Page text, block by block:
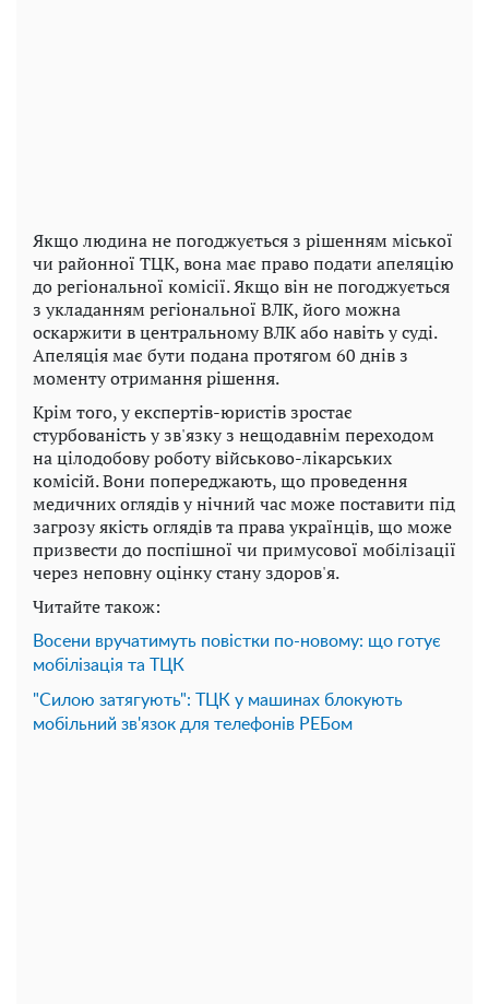
Якщо людина не погоджується з рішенням міської
чи районної ТЦК, вона має право подати апеляцію
до регіональної комісії. Якщо він не погоджується
з укладанням регіональної ВЛК, його можна
оскаржити в центральному ВЛК або навіть у суді.
Апеляція має бути подана протягом 60 днів з
моменту отримання рішення.
Крім того, у експертів-юристів зростає
стурбованість у зв'язку з нещодавнім переходом
на цілодобову роботу військово-лікарських
комісій. Вони попереджають, що проведення
медичних оглядів у нічний час може поставити під
загрозу якість оглядів та права українців, що може
призвести до поспішної чи примусової мобілізації
через неповну оцінку стану здоров'я.
Читайте також:
Восени вручатимуть повістки по-новому: що готує
мобілізація та ТЦК
"Силою затягують": ТЦК у машинах блокують
мобільний зв'язок для телефонів РЕБом